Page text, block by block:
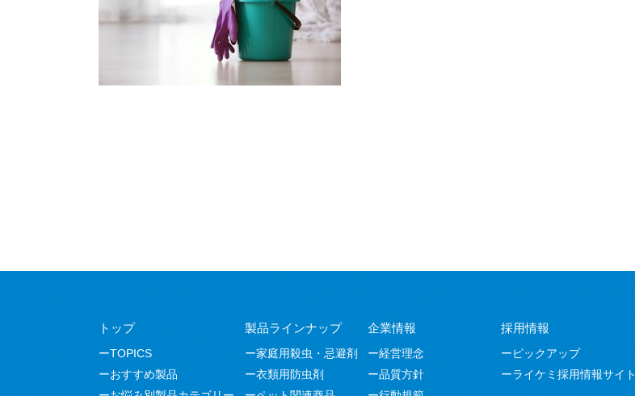
トップ
TOPICS
おすすめ製品
製品ラインナップ
家庭用殺虫・忌避剤
衣類用防虫剤
企業情報
経営理念
品質方針
採用情報
ピックアップ
ライケミ採用情報サイト